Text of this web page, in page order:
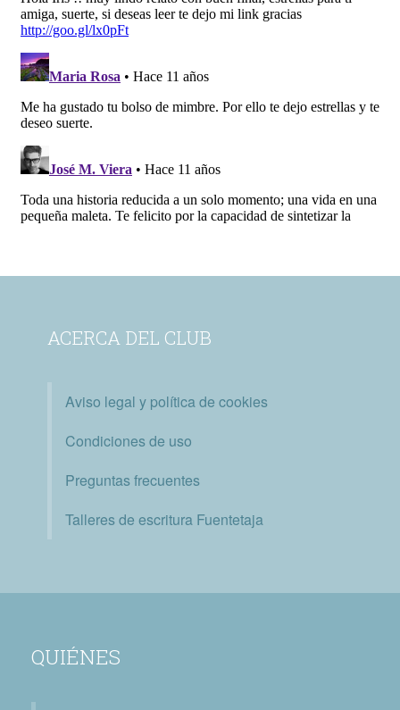
ACERCA DEL CLUB
Aviso legal y política de cookies
Condiciones de uso
Preguntas frecuentes
Talleres de escritura Fuentetaja
QUIÉNES